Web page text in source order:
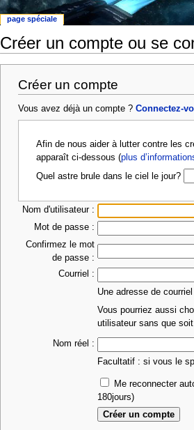
Créer un compte ou se
Créer un compte
Vous avez déjà un compte ?Connectez-
Afin de nous aider à lutter contre les
apparaît ci-dessous (plus
Quel astre brule dans le ciel le jour?
Nom d'utilisateur :
Mot de passe :
Confirmez le mot
de passe :
Courriel :
Une adresse de
Vous pourriez aussi
utilisateur sans que
Nom réel :
Facultatif : si vous le
Me reconnecter
180jours)
page spéciale